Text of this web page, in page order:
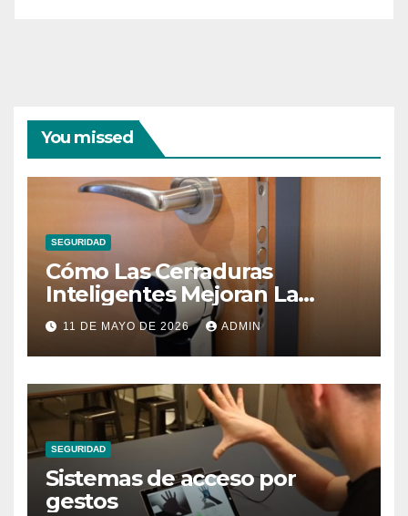
You missed
SEGURIDAD
Cómo Las Cerraduras
Inteligentes Mejoran La
Seguridad Del Hogar
11 DE MAYO DE 2026 ADMIN
SEGURIDAD
Sistemas de acceso por
gestos